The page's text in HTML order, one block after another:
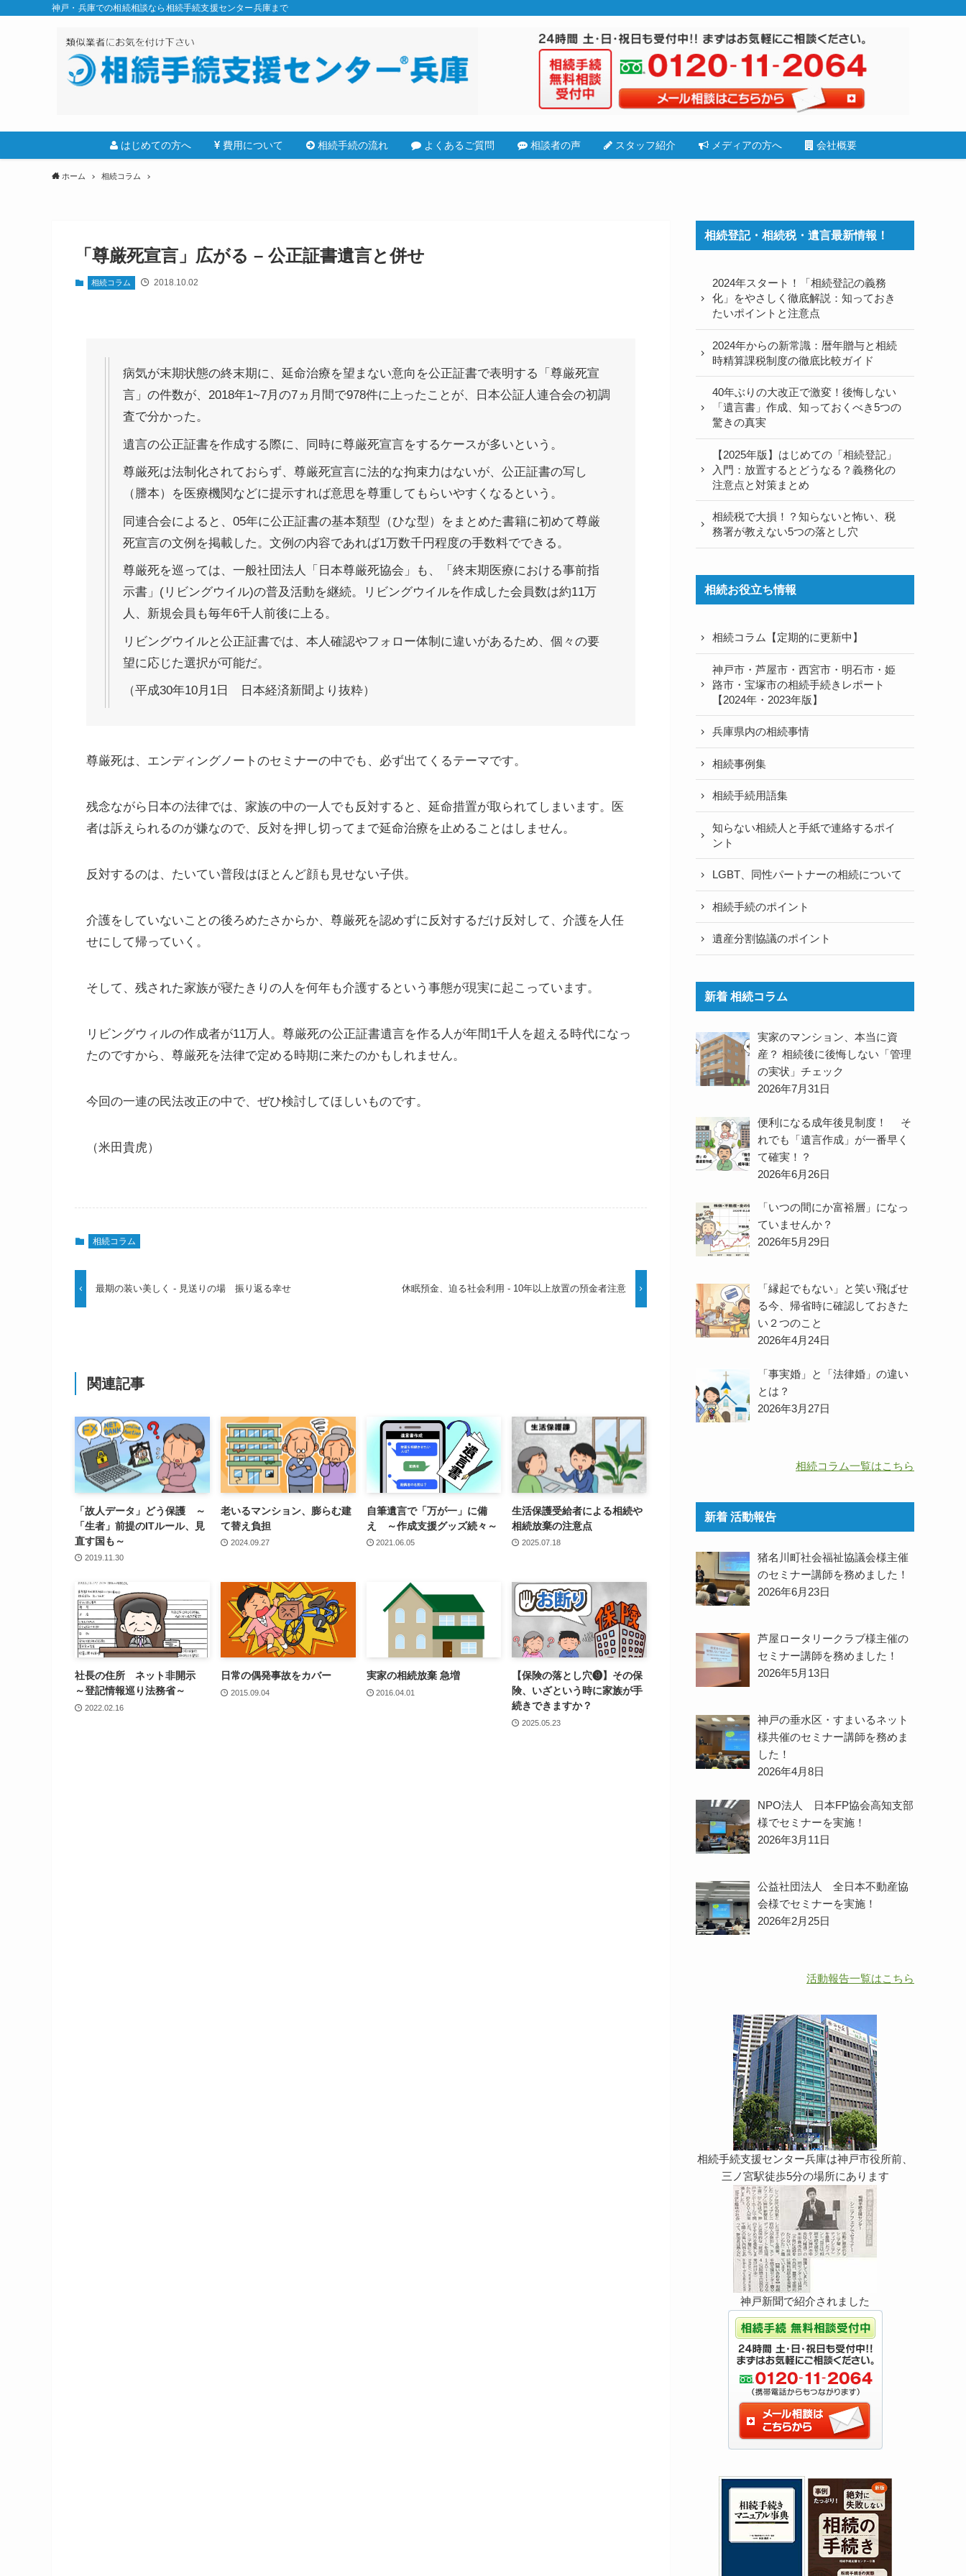
神戸・兵庫での相続相談なら相続手続支援センター兵庫まで
はじめての方へ 費用について 相続手続の流れ よくあるご質問 相談者の声 スタッフ紹介 メディアの方へ 会社概要
ホーム 相続コラム
「尊厳死宣言」広がる – 公正証書遺言と併せ
相続コラム 2018.10.02
病気が末期状態の終末期に、延命治療を望まない意向を公正証書で表明する「尊厳死宣
言」の件数が、2018年1~7月の7ヵ月間で978件に上ったことが、日本公証人連合会の初調
査で分かった。
遺言の公正証書を作成する際に、同時に尊厳死宣言をするケースが多いという。
尊厳死は法制化されておらず、尊厳死宣言に法的な拘束力はないが、公正証書の写し
（謄本）を医療機関などに提示すれば意思を尊重してもらいやすくなるという。
同連合会によると、05年に公正証書の基本類型（ひな型）をまとめた書籍に初めて尊厳
死宣言の文例を掲載した。文例の内容であれば1万数千円程度の手数料でできる。
尊厳死を巡っては、一般社団法人「日本尊厳死協会」も、「終末期医療における事前指
示書」(リビングウイル)の普及活動を継続。リビングウイルを作成した会員数は約11万
人、新規会員も毎年6千人前後に上る。
リビングウイルと公正証書では、本人確認やフォロー体制に違いがあるため、個々の要
望に応じた選択が可能だ。
（平成30年10月1日 日本経済新聞より抜粋）
尊厳死は、エンディングノートのセミナーの中でも、必ず出てくるテーマです。
残念ながら日本の法律では、家族の中の一人でも反対すると、延命措置が取られてしまいます。医
者は訴えられるのが嫌なので、反対を押し切ってまで延命治療を止めることはしません。
反対するのは、たいてい普段はほとんど顔も見せない子供。
介護をしていないことの後ろめたさからか、尊厳死を認めずに反対するだけ反対して、介護を人任
せにして帰っていく。
そして、残された家族が寝たきりの人を何年も介護するという事態が現実に起こっています。
リビングウィルの作成者が11万人。尊厳死の公正証書遺言を作る人が年間1千人を超える時代になっ
たのですから、尊厳死を法律で定める時期に来たのかもしれません。
今回の一連の民法改正の中で、ぜひ検討してほしいものです。
（米田貴虎）
相続コラム
最期の装い美しく - 見送りの場 振り返る幸せ 休眠預金、迫る社会利用 - 10年以上放置の預金者注意
関連記事
「故人データ」どう保護 ～
「生者」前提のITルール、見
直す国も～
2019.11.30
老いるマンション、膨らむ建
て替え負担
2024.09.27
自筆遺言で「万が一」に備
え ～作成支援グッズ続々～
2021.06.05
生活保護受給者による相続や
相続放棄の注意点
2025.07.18
社長の住所 ネット非開示
～登記情報巡り法務省～
2022.02.16
日常の偶発事故をカバー
2015.09.04
実家の相続放棄 急増
2016.04.01
【保険の落とし穴❾】その保
険、いざという時に家族が手
続きできますか？
2025.05.23
相続登記・相続税・遺言最新情報！
2024年スタート！「相続登記の義務
化」をやさしく徹底解説：知っておき
たいポイントと注意点
2024年からの新常識：暦年贈与と相続
時精算課税制度の徹底比較ガイド
40年ぶりの大改正で激変！後悔しない
「遺言書」作成、知っておくべき5つの
驚きの真実
【2025年版】はじめての「相続登記」
入門：放置するとどうなる？義務化の
注意点と対策まとめ
相続税で大損！？知らないと怖い、税
務署が教えない5つの落とし穴
相続お役立ち情報
相続コラム【定期的に更新中】
神戸市・芦屋市・西宮市・明石市・姫
路市・宝塚市の相続手続きレポート
【2024年・2023年版】
兵庫県内の相続事情
相続事例集
相続手続用語集
知らない相続人と手紙で連絡するポイ
ント
LGBT、同性パートナーの相続について
相続手続のポイント
遺産分割協議のポイント
新着 相続コラム
実家のマンション、本当に資
産？ 相続後に後悔しない「管理
の実状」チェック
2026年7月31日
便利になる成年後見制度！ そ
れでも「遺言作成」が一番早く
て確実！？
2026年6月26日
「いつの間にか富裕層」になっ
ていませんか？
2026年5月29日
「縁起でもない」と笑い飛ばせ
る今、帰省時に確認しておきた
い２つのこと
2026年4月24日
「事実婚」と「法律婚」の違い
とは？
2026年3月27日
相続コラム一覧はこちら
新着 活動報告
猪名川町社会福祉協議会様主催
のセミナー講師を務めました！
2026年6月23日
芦屋ロータリークラブ様主催の
セミナー講師を務めました！
2026年5月13日
神戸の垂水区・すまいるネット
様共催のセミナー講師を務めま
した！
2026年4月8日
NPO法人 日本FP協会高知支部
様でセミナーを実施！
2026年3月11日
公益社団法人 全日本不動産協
会様でセミナーを実施！
2026年2月25日
活動報告一覧はこちら
相続手続支援センター兵庫は神戸市役所前、
三ノ宮駅徒歩5分の場所にあります
神戸新聞で紹介されました